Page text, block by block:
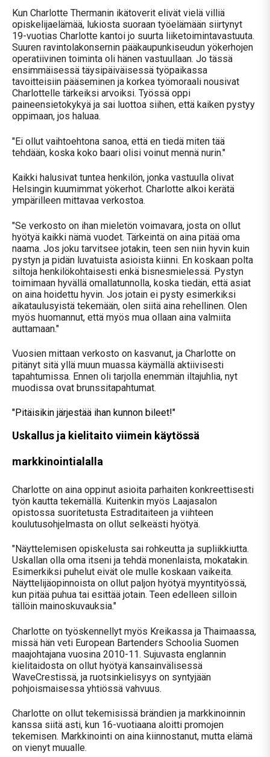
Kun Charlotte Thermanin ikätoverit elivät vielä villiä
opiskelijaelämää, lukiosta suoraan työelämään siirtynyt
19-vuotias Charlotte kantoi jo suurta liiketoimintavastuuta.
Suuren ravintolakonsernin pääkaupunkiseudun yökerhojen
operatiivinen toiminta oli hänen vastuullaan. Jo tässä
ensimmäisessä täysipäiväisessä työpaikassa
tavoitteisiin pääseminen ja korkea työmoraali nousivat
Charlottelle tärkeiksi arvoiksi. Työssä oppi
paineensietokykyä ja sai luottoa siihen, että kaiken pystyy
oppimaan, jos haluaa.
"Ei ollut vaihtoehtona sanoa, että en tiedä miten tää
tehdään, koska koko baari olisi voinut mennä nurin."
Kaikki halusivat tuntea henkilön, jonka vastuulla olivat
Helsingin kuumimmat yökerhot. Charlotte alkoi kerätä
ympärilleen mittavaa verkostoa.
"Se verkosto on ihan mieletön voimavara, josta on ollut
hyötyä kaikki nämä vuodet. Tärkeintä on aina pitää oma
naama. Jos joku tarvitsee jotakin, teen sen niin hyvin kuin
pystyn ja pidän luvatuista asioista kiinni. En koskaan polta
siltoja henkilökohtaisesti enkä bisnesmielessä. Pystyn
toimimaan hyvällä omallatunnolla, koska tiedän, että asiat
on aina hoidettu hyvin. Jos jotain ei pysty esimerkiksi
aikataulusyistä tekemään, olen siitä aina rehellinen. Olen
myös huomannut, että myös mua ollaan aina valmiita
auttamaan."
Vuosien mittaan verkosto on kasvanut, ja Charlotte on
pitänyt sitä yllä muun muassa käymällä aktiivisesti
tapahtumissa. Ennen oli tarjolla enemmän iltajuhlia, nyt
muodissa ovat brunssitapahtumat.
"Pitäisikin järjestää ihan kunnon bileet!"
Uskallus ja kielitaito viimein käytössä
markkinointialalla
Charlotte on aina oppinut asioita parhaiten konkreettisesti
työn kautta tekemällä. Kuitenkin myös Laajasalon
opistossa suoritetusta Estraditaiteen ja viihteen
koulutusohjelmasta on ollut selkeästi hyötyä.
"Näyttelemisen opiskelusta sai rohkeutta ja supliikkiutta.
Uskallan olla oma itseni ja tehdä monenlaista, mokatakin.
Esimerkiksi puhelut eivät ole mulle koskaan vaikeita.
Näyttelijäopinnoista on ollut paljon hyötyä myyntityössä,
kun pitää puhua tai esittää jotain. Teen edelleen silloin
tällöin mainoskuvauksia."
Charlotte on työskennellyt myös Kreikassa ja Thaimaassa,
missä hän veti European Bartenders Schoolia Suomen
maajohtajana vuosina 2010-11. Sujuvasta englannin
kielitaidosta on ollut hyötyä kansainvälisessä
WaveCrestissä, ja ruotsinkielisyys on syntyjään
pohjoismaisessa yhtiössä vahvuus.
Charlotte on ollut tekemisissä brändien ja markkinoinnin
kanssa siitä asti, kun 16-vuotiaana aloitti promojen
tekemisen. Markkinointi on aina kiinnostanut, mutta elämä
on vienyt muualle.